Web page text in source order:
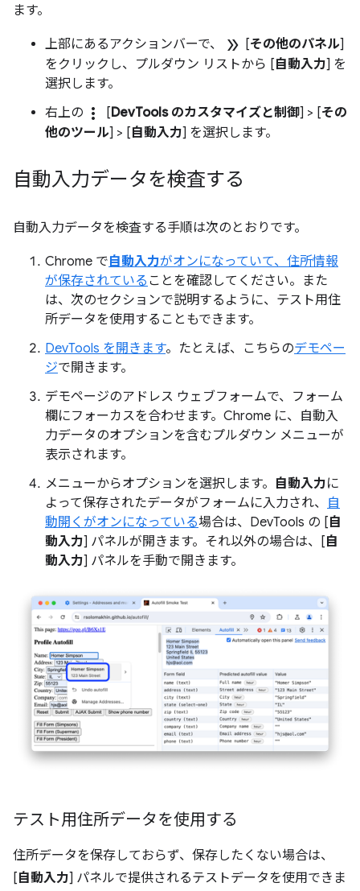
ます。
上部にあるアクションバーで、 double_arrow [その他のパネル]
をクリックし、プルダウン リストから [自動入力] を
選択します。
右上の more_vert [DevTools のカスタマイズと制御] > [その
他のツール] > [自動入力] を選択します。
自動入力データを検査する
自動入力データを検査する手順は次のとおりです。
Chrome で自動入力がオンになっていて、住所情報
が保存されている ことを確認してください。また
は、次のセクションで説明するように、テスト用住
所データを使用することもできます。
DevTools を開きます。たとえば、こちらのデモペー
ジで開きます。
デモページのアドレス ウェブフォームで、フォーム
欄にフォーカスを合わせます。Chrome に、自動入
力データのオプションを含むプルダウン メニューが
表示されます。
メニューからオプションを選択します。 自動入力に
よって保存されたデータがフォームに入力され、 自
動開くがオンになっている場合は、DevTools の [自
動入力] パネルが開きます。それ以外の場合は、[自
動入力] パネルを手動で開きます。
テスト用住所データを使用する
住所データを保存しておらず、保存したくない場合は、
[自動入力] パネルで提供されるテストデータを使用できま